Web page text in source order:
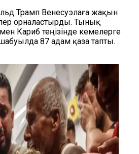
Трамп Венесуэлаға жақын
орналастырды. Тынық
Кариб теңізінде кемелерге
87 адам қаза тапты.